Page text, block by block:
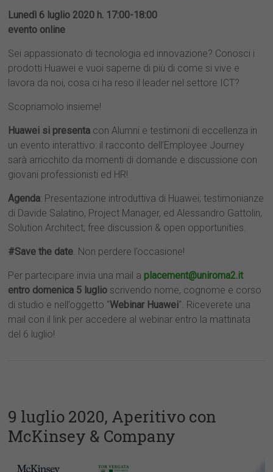
Lunedì 6 luglio 2020 h. 17:00-18:00
evento online
Sei appassionato di tecnologia ed innovazione? Conosci i
prodotti Huawei e vuoi saperne di più di come si vive e
lavora da noi, cosa ci ha reso il leader nel settore ICT?
Scopriamolo insieme!
Huawei si presenta con Alumni e testimoni di eccellenza in
un evento interattivo: il racconto dell’Employee Journey
sarà arricchito da momenti di domande e discussione con
giovani professionisti ed HR!
Agenda: Presentazione introduttiva di Huawei; testimonianze
di Davide Salatino, Project Manager, ed Alessandro Gattolin,
Solution Architect; free discussion & open opportunities.
#Save the date. Non perdere l’occasione!
Per partecipare invia una mail aplacement@uniroma2.it
entro domenica 5 luglio scrivendo nome, cognome e corso
di studio e nell’oggetto “Webinar Huawei“. Riceverete una
mail con il link per accedere al webinar entro la mattinata
del 6 luglio!
9 luglio 2020, Aperitivo con
McKinsey & Company